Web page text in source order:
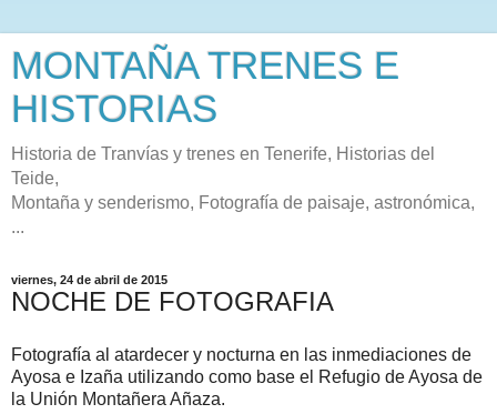
MONTAÑA TRENES E
HISTORIAS
Historia de Tranvías y trenes en Tenerife, Historias del
Teide,
Montaña y senderismo, Fotografía de paisaje, astronómica,
...
viernes, 24 de abril de 2015
NOCHE DE FOTOGRAFIA
Fotografía al atardecer y nocturna en las inmediaciones de
Ayosa e Izaña utilizando como base el Refugio de Ayosa de
la Unión Montañera Añaza.